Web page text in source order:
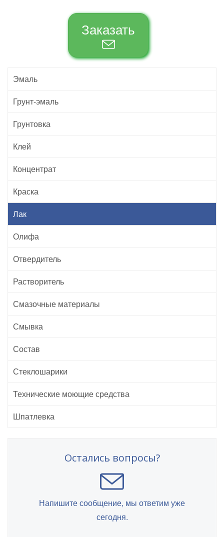
Заказать
Эмаль
Грунт-эмаль
Грунтовка
Клей
Концентрат
Краска
Лак
Олифа
Отвердитель
Растворитель
Смазочные материалы
Смывка
Состав
Стеклошарики
Технические моющие средства
Шпатлевка
Остались вопросы?
Напишите сообщение, мы ответим уже
сегодня.